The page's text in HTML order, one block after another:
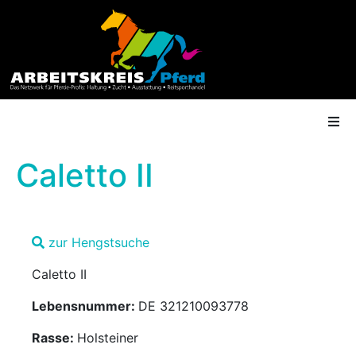
Termine
Gütesiegel
Caletto II
zur Hengstsuche
Caletto II
Lebensnummer: DE 321210093778
Rasse: Holsteiner